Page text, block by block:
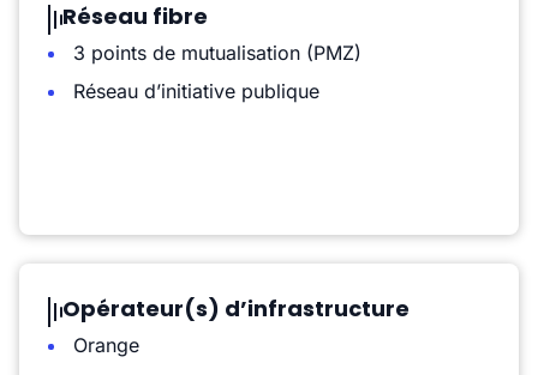
Réseau fibre
3 points de mutualisation (PMZ)
Réseau d’initiative publique
Opérateur(s) d’infrastructure
Orange